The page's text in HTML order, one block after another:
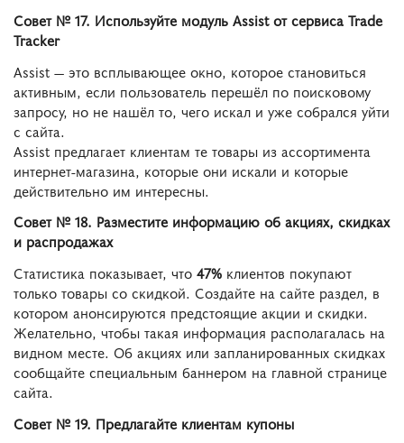
Совет № 17. Используйте модуль Assist от сервиса Trade
Tracker
Assist ― это всплывающее окно, которое становиться
активным, если пользователь перешёл по поисковому
запросу, но не нашёл то, чего искал и уже собрался уйти
с сайта.
Assist предлагает клиентам те товары из ассортимента
интернет-магазина, которые они искали и которые
действительно им интересны.
Совет № 18. Разместите информацию об акциях, скидках
и распродажах
Статистика показывает, что 47% клиентов покупают
только товары со скидкой. Создайте на сайте раздел, в
котором анонсируются предстоящие акции и скидки.
Желательно, чтобы такая информация располагалась на
видном месте. Об акциях или запланированных скидках
сообщайте специальным баннером на главной странице
сайта.
Совет № 19. Предлагайте клиентам купоны